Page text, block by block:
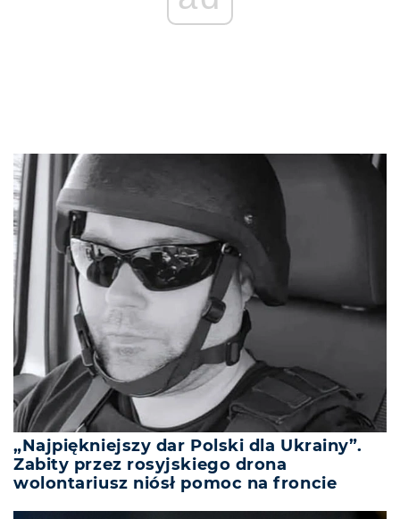
„Najpiękniejszy dar Polski dla Ukrainy”.
Zabity przez rosyjskiego drona
wolontariusz niósł pomoc na froncie